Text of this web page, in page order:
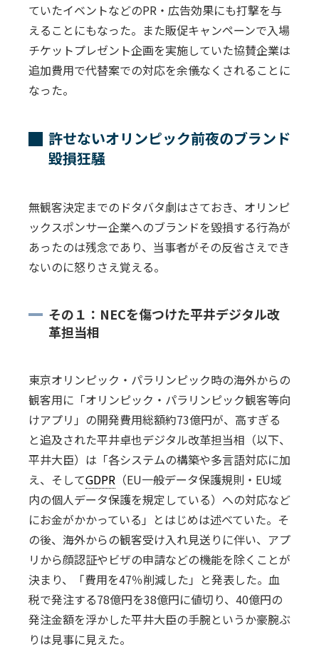
ていたイベントなどのPR・広告効果にも打撃を与
えることにもなった。また販促キャンペーンで入場
チケットプレゼント企画を実施していた協賛企業は
追加費用で代替案での対応を余儀なくされることに
なった。
許せないオリンピック前夜のブランド
毀損狂騒
無観客決定までのドタバタ劇はさておき、オリンピ
ックスポンサー企業へのブランドを毀損する行為が
あったのは残念であり、当事者がその反省さえでき
ないのに怒りさえ覚える。
その１：NECを傷つけた平井デジタル改
革担当相
東京オリンピック・パラリンピック時の海外からの
観客用に「オリンピック・パラリンピック観客等向
けアプリ」の開発費用総額約73億円が、高すぎる
と追及された平井卓也デジタル改革担当相（以下、
平井大臣）は「各システムの構築や多言語対応に加
え、そしてGDPR （EU一般データ保護規則・EU域
内の個人データ保護を規定している）への対応など
にお金がかかっている」とはじめは述べていた。そ
の後、海外からの観客受け入れ見送りに伴い、アプ
リから顔認証やビザの申請などの機能を除くことが
決まり、「費用を47％削減した」と発表した。血
税で発注する78億円を38億円に値切り、40億円の
発注金額を浮かした平井大臣の手腕というか豪腕ぶ
りは見事に見えた。